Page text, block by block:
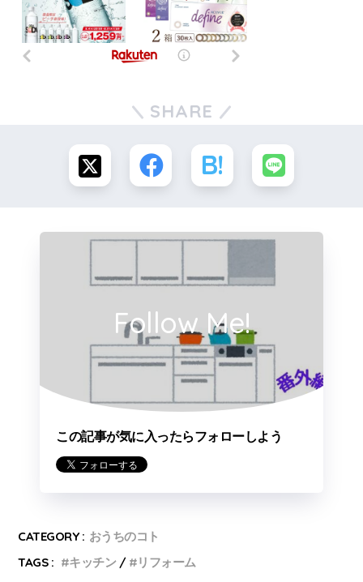
SHARE
Follow Me!
この記事が気に入ったらフォローしよう
CATEGORY : おうちのコト
TAGS :
キッチン リフォーム